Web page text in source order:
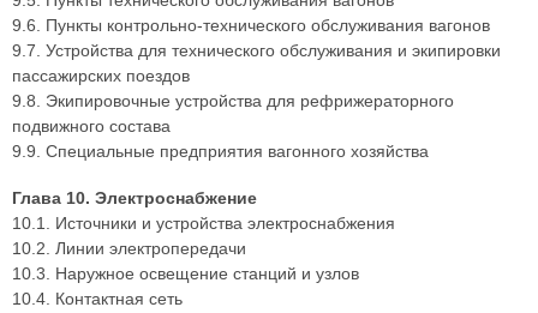
9.6. Пункты контрольно-технического обслуживания вагонов
9.7. Устройства для технического обслуживания и экипировки
пассажирских поездов
9.8. Экипировочные устройства для рефрижераторного
подвижного состава
9.9. Специальные предприятия вагонного хозяйства
Глава 10. Электроснабжение
10.1. Источники и устройства электроснабжения
10.2. Линии электропередачи
10.3. Наружное освещение станций и узлов
10.4. Контактная сеть